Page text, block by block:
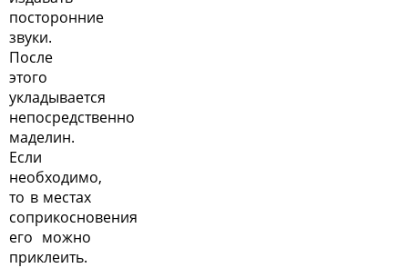
посторонние
звуки.
После
этого
укладывается
непосредственно
маделин.
Если
необходимо,
то в местах
соприкосновения
его можно
приклеить.